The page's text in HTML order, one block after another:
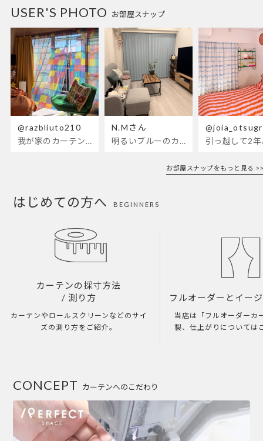
お部屋スナップ
USER'S PHOTO
@razbliuto210
我が家のカーテンが新しくなりました🌼早起きが超絶苦手な私が、思わず朝カーテンを開けて光合成するようになったステンドグラスカーテン…！
N.Mさん
明るいブルーのカーテンで、部屋全体が明るく。白を基調とした部屋にぴったりです。
お部屋スナップをもっと見る >>
はじめての方へ BEGINNERS
カーテンの採寸方法
/ 測り方
カーテンやロールスクリーンなどのサイ
ズの測り方をご紹介。
フルオーダーとイー
当店は「フルオーダーカ
製、仕上がりについては
カーテンへのこだわり
CONCEPT